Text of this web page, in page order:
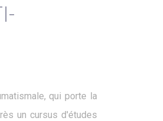
qui porte la
un cursus d'études